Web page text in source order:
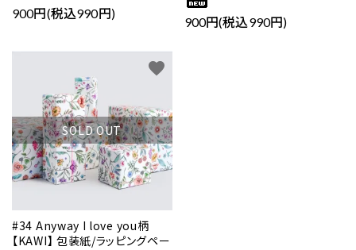
900円(税込990円)
900円(税込990円)
SOLD OUT
#34 Anyway I love you柄
【KAWI】 包装紙/ラッピングペー
favorite